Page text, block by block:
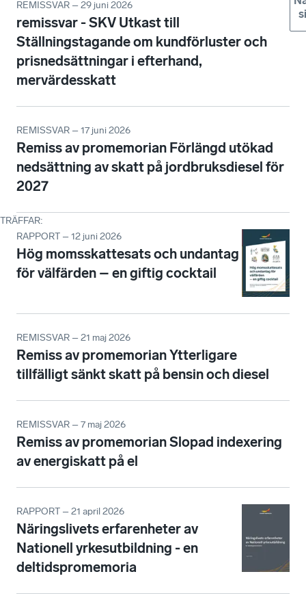
TRÄFFAR:
REMISSVAR – 29 juni 2026
remissvar - SKV Utkast till
Ställningstagande om kundförluster och
prisnedsättningar i efterhand,
mervärdesskatt
REMISSVAR – 17 juni 2026
Remiss av promemorian Förlängd utökad
nedsättning av skatt på jordbruksdiesel för
2027
RAPPORT – 12 juni 2026
Hög momsskattesats och undantag
för välfärden – en giftig cocktail
REMISSVAR – 21 maj 2026
Remiss av promemorian Ytterligare
tillfälligt sänkt skatt på bensin och diesel
REMISSVAR – 7 maj 2026
Remiss av promemorian Slopad indexering
av energiskatt på el
RAPPORT – 21 april 2026
Näringslivets erfarenheter av
Nationell yrkesutbildning - en
deltidspromemoria